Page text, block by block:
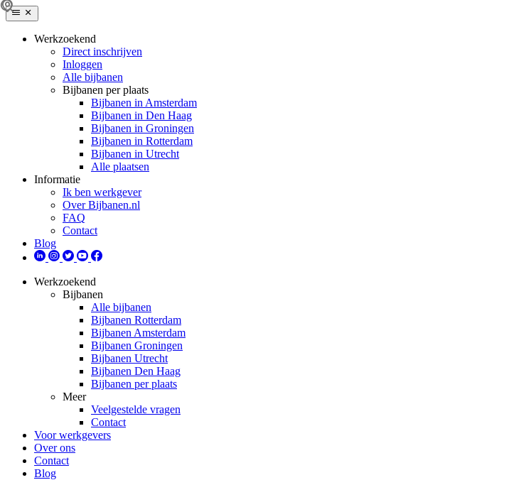
Werkzoekend
Direct inschrijven
Inloggen
Alle bijbanen
Bijbanen per plaats
Bijbanen in Amsterdam
Bijbanen in Den Haag
Bijbanen in Groningen
Bijbanen in Rotterdam
Bijbanen in Utrecht
Alle plaatsen
Informatie
Ik ben werkgever
Over Bijbanen.nl
FAQ
Contact
Blog
Werkzoekend
Bijbanen
Alle bijbanen
Bijbanen Rotterdam
Bijbanen Amsterdam
Bijbanen Groningen
Bijbanen Utrecht
Bijbanen Den Haag
Bijbanen per plaats
Meer
Veelgestelde vragen
Contact
Voor werkgevers
Over ons
Contact
Blog